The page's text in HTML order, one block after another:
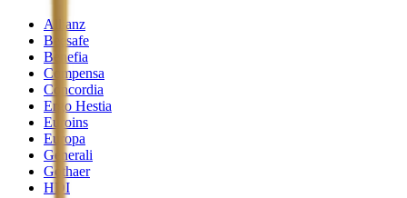
Allianz
Beesafe
Benefia
Compensa
Concordia
Ergo Hestia
Euroins
Europa
Generali
Gothaer
HDI